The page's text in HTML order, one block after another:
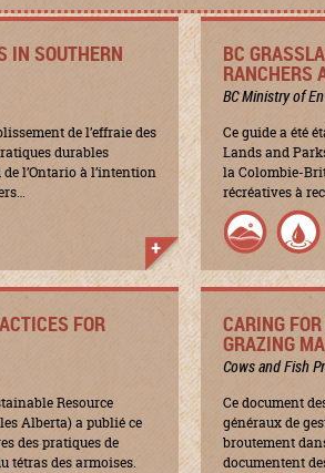
IN SOUTHERN
de l’effraie des
durables
l’Ontario à l’intention
BC
RANCHERS
BC Ministry of
Ce guide a été
Lands and
la Colombie-
récréatives à
FOR
Resource
Alberta) a publié ce
des pratiques de
tétras des armoises.
CARING
GRAZING
Cows and Fish
Ce document
généraux de
broutement
documentent